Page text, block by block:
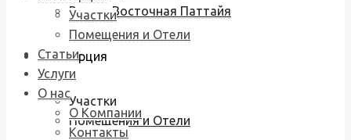
Виллы Восточная Паттайя
Коммерция
Участки
Помещения и Отели
Участки
Помещения и Отели
Статьи
Услуги
О нас
О Компании
Контакты